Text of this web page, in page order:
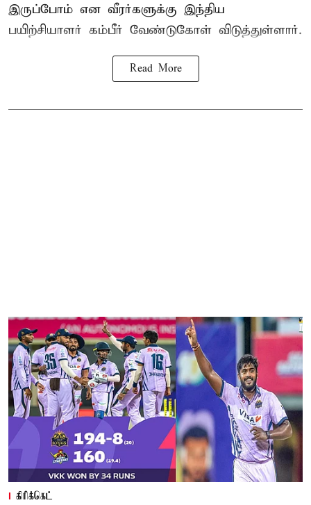
இருப்போம் என வீரர்களுக்கு இந்திய
பயிற்சியாளர் கம்பீர் வேண்டுகோள் விடுத்துள்ளார்.
Read More
கிரிக்கெட்